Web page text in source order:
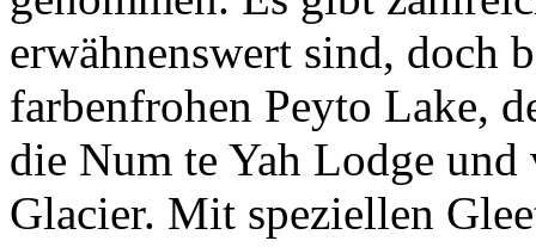
erwähnenswert sind, doch
farbenfrohen Peyto Lake,
die Num te Yah Lodge
Glacier. Mit speziellen